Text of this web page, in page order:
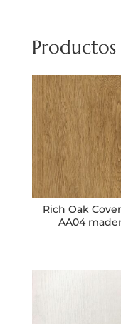
Rich Oak
AA04